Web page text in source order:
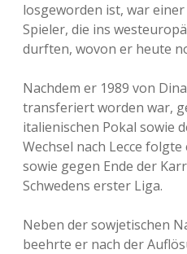
losgeworden ist, war
Spieler, die ins
durften, wovon er heute
Nachdem er 1989 von
transferiert worden war,
italienischen Pokal sowie
Wechsel nach Lecce
sowie gegen Ende der
Schwedens erster Liga.
Neben der sowjetischen
beehrte er nach der